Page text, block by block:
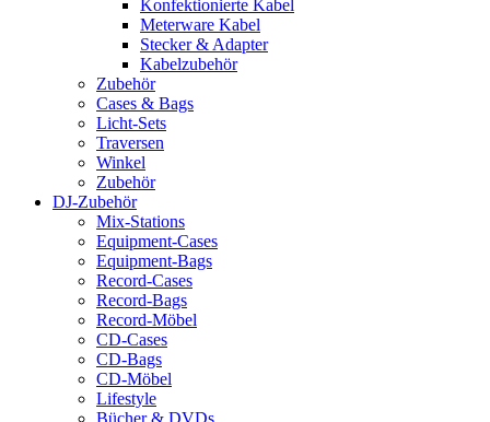
Konfektionierte Kabel
Meterware Kabel
Stecker & Adapter
Kabelzubehör
Zubehör
Cases & Bags
Licht-Sets
Traversen
Winkel
Zubehör
DJ-Zubehör
Mix-Stations
Equipment-Cases
Equipment-Bags
Record-Cases
Record-Bags
Record-Möbel
CD-Cases
CD-Bags
CD-Möbel
Lifestyle
Bücher & DVDs